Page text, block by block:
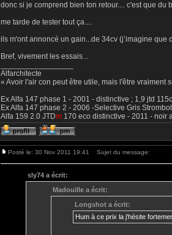
donc si je comprend bien ton retour.... c'est que du
me tarde de tester tout ça....
ils m'ont annoncé un gain...de 34cv (j’imagine
Bref, vivement les essais...
Alfarchitecte
« Avoir l'air con peut être utile, mais l'être vraiment
Ex Alfa 147 phase 1 - 2001 - distinctive ; 1,9 jtd
Ex Alfa 147 phase 2 - 2006 -Selective Gris
Alfa 159 2.0 JTDm 170 eco distinctive - 2011 - noir
Posté le: 30 Nov 2011 19:41 Sujet du message:
sly74 a écrit:
Madouille a écrit:
Longshot a écrit:
Hum à ce prix la j'hésite